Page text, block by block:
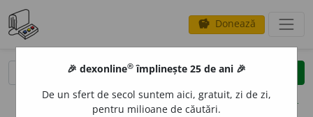
savings Donează
opțiuni
🎉 dexonline® împlinește 25 de ani 🎉
De un sfert de secol suntem aici, gratuit, zi de zi,
pentru milioane de căutări.